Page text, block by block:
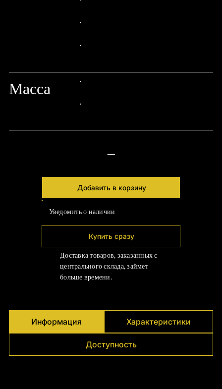
Масса
—
Добавить в корзину
Уведомить о наличии
Купить сразу
Доставка товаров, заказанных с
центрального склада, займет
больше времени.
Информация Характеристики
Доступность